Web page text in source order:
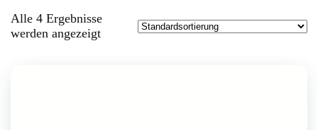
Alle 4 Ergebnisse
werden angezeigt